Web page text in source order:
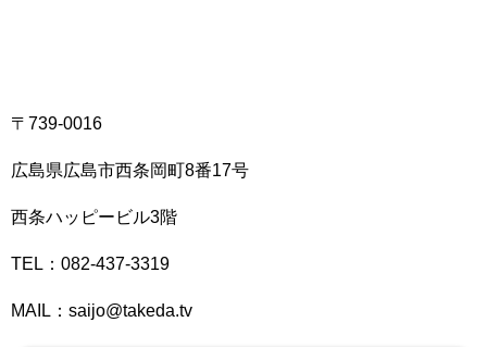
〒739-0016
広島県広島市西条岡町8番17号
西条ハッピービル3階
TEL：082-437-3319
MAIL：saijo@takeda.tv